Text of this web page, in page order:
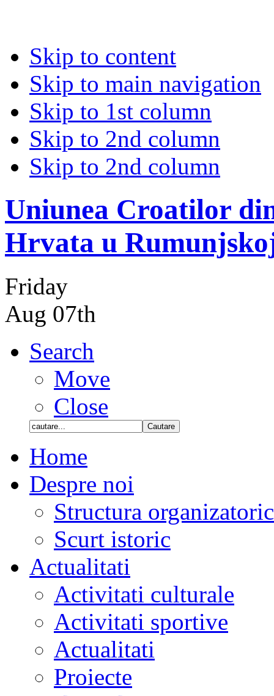
Skip to content
Skip to main navigation
Skip to 1st column
Skip to 2nd column
Skip to 2nd column
Uniunea Croatilor
Hrvata u
Friday
Aug 07th
Search
Move
Close
Home
Despre noi
Structura
Scurt istoric
Actualitati
Activitati culturale
Activitati sportive
Actualitati
Proiecte